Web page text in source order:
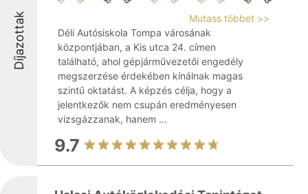
Díjazottak
Mutass többet >>
Déli Autósiskola Tompa városának
központjában, a Kis utca 24. címen
található, ahol gépjárművezetői engedély
megszerzése érdekében kínálnak magas
szintű oktatást. A képzés célja, hogy a
jelentkezők nem csupán eredményesen
vizsgázzanak, hanem ...
9.7